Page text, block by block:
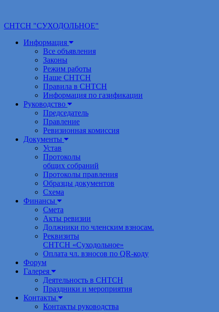
СНТСН "СУХОДОЛЬНОЕ"
Информация
Все объявления
Законы
Режим работы
Наше СНТСН
Правила в СНТСН
Информация по газификации
Руководство
Председатель
Правление
Ревизионная комиссия
Документы
Устав
Протоколы
общих собраний
Протоколы правления
Образцы документов
Схема
Финансы
Смета
Акты ревизии
Должники по членским взносам.
Реквизиты
СНТСН «Суходольное»
Оплата чл. взносов по QR-коду
Форум
Галерея
Деятельность в СНТСН
Праздники и мероприятия
Контакты
Контакты руководства